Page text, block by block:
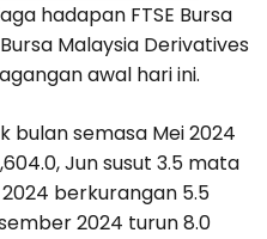
hadapan FTSE Bursa
Malaysia Derivatives
awal hari ini.
bulan semasa Mei 2024
Jun susut 3.5 mata
berkurangan 5.5
2024 turun 8.0